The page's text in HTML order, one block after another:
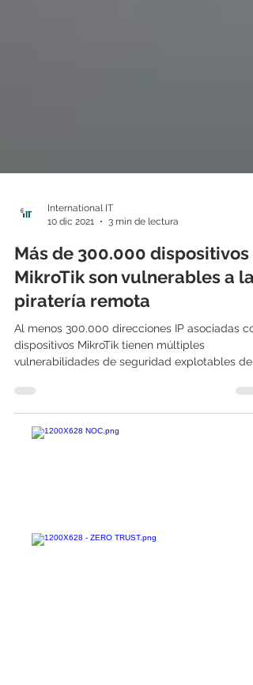
International IT
10 dic 2021
3 min de lectura
Más de 300.000 dispositivos
MikroTik son vulnerables a la
piratería remota
Al menos 300.000 direcciones IP asociadas
forma...